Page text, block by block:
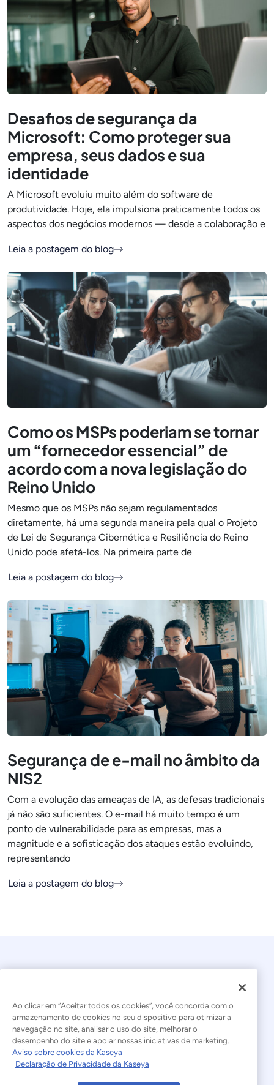
Desafios de segurança da
Microsoft: Como proteger sua
empresa, seus dados e sua
identidade
A Microsoft evoluiu muito além do software de
produtividade. Hoje, ela impulsiona praticamente todos os
aspectos dos negócios modernos — desde a colaboração e
Leia a postagem do blog
Como os MSPs poderiam se tornar
um “fornecedor essencial” de
acordo com a nova legislação do
Reino Unido
Mesmo que os MSPs não sejam regulamentados
diretamente, há uma segunda maneira pela qual o Projeto
de Lei de Segurança Cibernética e Resiliência do Reino
Unido pode afetá-los. Na primeira parte de
Leia a postagem do blog
Segurança de e-mail no âmbito da
NIS2
Com a evolução das ameaças de IA, as defesas tradicionais
já não são suficientes. O e-mail há muito tempo é um
ponto de vulnerabilidade para as empresas, mas a
magnitude e a sofisticação dos ataques estão evoluindo,
representando
Leia a postagem do blog
© 2026 Kaseya. Todos os direitos reservados.
Português Brasileiro
Declaração sobre a Escravidão Moderna
Ao clicar em “Aceitar todos os cookies”, você concorda com o
armazenamento de cookies no seu dispositivo para otimizar a
navegação no site, analisar o uso do site, melhorar o
desempenho do site e apoiar nossas iniciativas de marketing.
Aviso sobre cookies da Kaseya
Declaração de Privacidade da Kaseya